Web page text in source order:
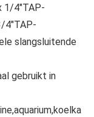
1/4″TAP-
4″TAP-
slangsluitende
gebruikt in